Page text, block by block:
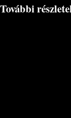
További